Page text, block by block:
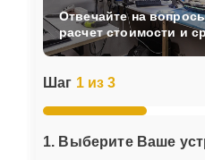
Шаг 1 из 3
1. Выберите Ваше
Отвечайте на
расчет стоимости и